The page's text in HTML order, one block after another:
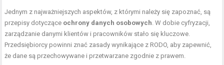
Jednym z najważniejszych aspektów, z którymi należy się zapoznać, są
przepisy dotyczące ochrony danych osobowych . W dobie cyfryzacji,
zarządzanie danymi klientów i pracowników stało się kluczowe.
Przedsiębiorcy powinni znać zasady wynikające z RODO, aby zapewnić,
że dane są przechowywane i przetwarzane zgodnie z prawem.